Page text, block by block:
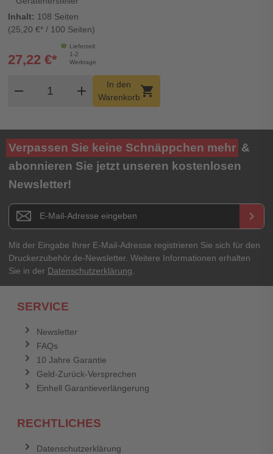
Inhalt: 108 Seiten
(25,20 €* / 100 Seiten)
Lieferzeit:
1-2
Werktage
27,22 €*
remove
Produkt Warenkorb Menge
add
In den
Warenkorbshopping_cart
Verpassen Sie keine Schnäppchen mehr &
abonnieren Sie jetzt unseren kostenlosen
Newsletter!
Newsletter E-Mail Adresse keyboard_arrow_right
Mit der Eingabe Ihrer E-Mail-Adresse registrieren Sie sich für den
Druckerzubehör.de-Newsletter. Weitere Informationen erhalten
Sie in der Datenschutzerklärung
SERVICE
Newsletter
FAQs
10 Jahre Garantie
Geld-Zurück-Versprechen
Einhell Garantieverlängerung
RECHTLICHES
Datenschutzerklärung